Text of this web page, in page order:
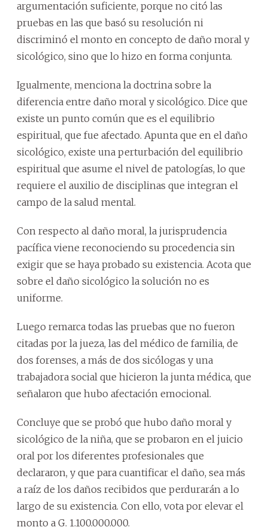
argumentación suficiente, porque no citó las
pruebas en las que basó su resolución ni
discriminó el monto en concepto de daño moral y
sicológico, sino que lo hizo en forma conjunta.
Igualmente, menciona la doctrina sobre la
diferencia entre daño moral y sicológico. Dice que
existe un punto común que es el equilibrio
espiritual, que fue afectado. Apunta que en el daño
sicológico, existe una perturbación del equilibrio
espiritual que asume el nivel de patologías, lo que
requiere el auxilio de disciplinas que integran el
campo de la salud mental.
Con respecto al daño moral, la jurisprudencia
pacífica viene reconociendo su procedencia sin
exigir que se haya probado su existencia. Acota que
sobre el daño sicológico la solución no es
uniforme.
Luego remarca todas las pruebas que no fueron
citadas por la jueza, las del médico de familia, de
dos forenses, a más de dos sicólogas y una
trabajadora social que hicieron la junta médica, que
señalaron que hubo afectación emocional.
Concluye que se probó que hubo daño moral y
sicológico de la niña, que se probaron en el juicio
oral por los diferentes profesionales que
declararon, y que para cuantificar el daño, sea más
a raíz de los daños recibidos que perdurarán a lo
largo de su existencia. Con ello, vota por elevar el
monto a G. 1.100.000.000.